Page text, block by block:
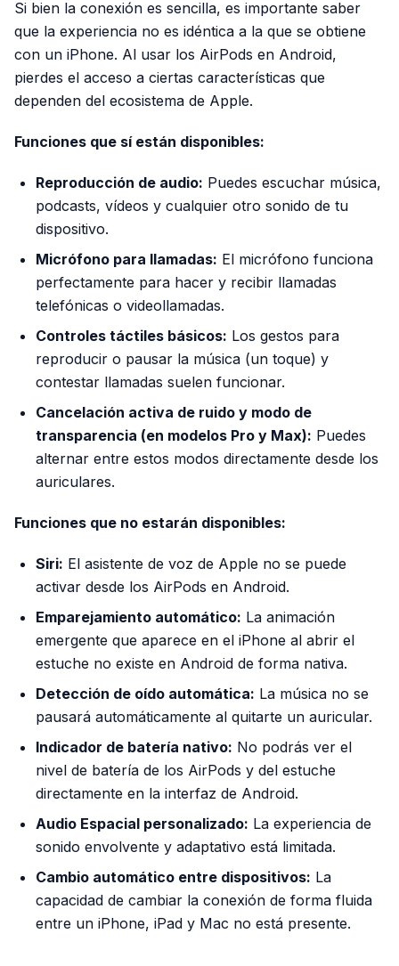
Si bien la conexión es sencilla, es importante saber
que la experiencia no es idéntica a la que se obtiene
con un iPhone. Al usar los AirPods en Android,
pierdes el acceso a ciertas características que
dependen del ecosistema de Apple.
Funciones que sí están disponibles:
Reproducción de audio: Puedes escuchar música,
podcasts, vídeos y cualquier otro sonido de tu
dispositivo.
Micrófono para llamadas: El micrófono funciona
perfectamente para hacer y recibir llamadas
telefónicas o videollamadas.
Controles táctiles básicos: Los gestos para
reproducir o pausar la música (un toque) y
contestar llamadas suelen funcionar.
Cancelación activa de ruido y modo de
transparencia (en modelos Pro y Max): Puedes
alternar entre estos modos directamente desde los
auriculares.
Funciones que no estarán disponibles:
Siri: El asistente de voz de Apple no se puede
activar desde los AirPods en Android.
Emparejamiento automático: La animación
emergente que aparece en el iPhone al abrir el
estuche no existe en Android de forma nativa.
Detección de oído automática: La música no se
pausará automáticamente al quitarte un auricular.
Indicador de batería nativo: No podrás ver el
nivel de batería de los AirPods y del estuche
directamente en la interfaz de Android.
Audio Espacial personalizado: La experiencia de
sonido envolvente y adaptativo está limitada.
Cambio automático entre dispositivos: La
capacidad de cambiar la conexión de forma fluida
entre un iPhone, iPad y Mac no está presente.